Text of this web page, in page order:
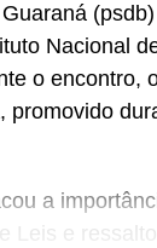
Nacional
o encontro,
promovido
a
Leis e